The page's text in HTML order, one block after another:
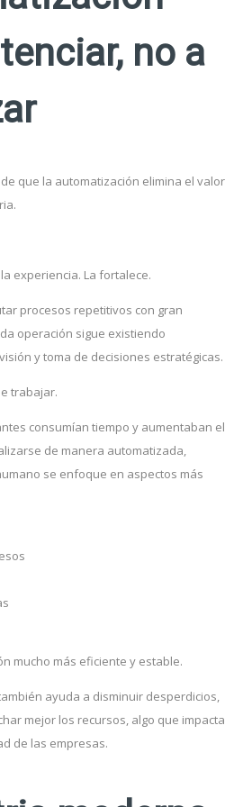
no a
que la automatización elimina el valor
experiencia. La fortalece.
procesos repetitivos con gran
operación sigue existiendo
y toma de decisiones estratégicas.
trabajar.
consumían tiempo y aumentaban el
de manera automatizada,
se enfoque en aspectos más
mucho más eficiente y estable.
ayuda a disminuir desperdicios,
mejor los recursos, algo que impacta
de las empresas.